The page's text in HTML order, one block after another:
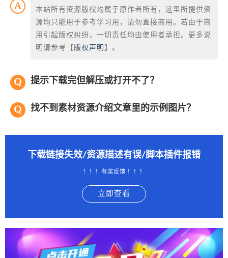
本站所有资源版权均属于原作者所有，这里所提供资
源均只能用于参考学习用，请勿直接商用。若由于商
用引起版权纠纷，一切责任均由使用者承担。更多说
明请参考【 版权声明 】。
提示下载完但解压或打开不了？
找不到素材资源介绍文章里的示例图片？
下载链接失效/资源描述有误/脚本插件报错
！！！有奖反馈 ！！！
立即查看